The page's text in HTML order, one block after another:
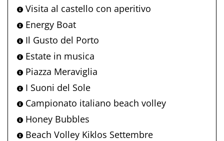
Visita al castello con aperitivo
Energy Boat
Il Gusto del Porto
Estate in musica
Piazza Meraviglia
I Suoni del Sole
Campionato italiano beach volley
Honey Bubbles
Beach Volley Kiklos Settembre